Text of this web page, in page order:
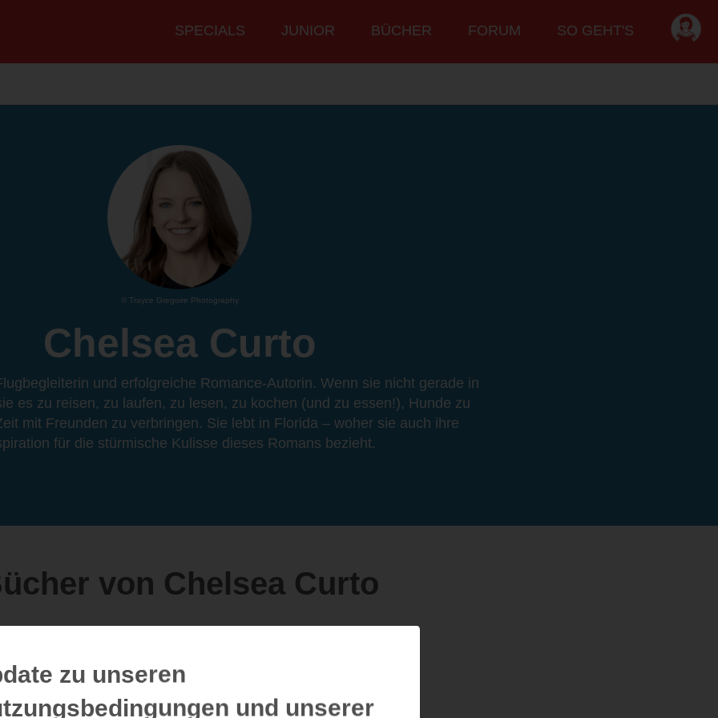
Hauptmenü
SPECIALS JUNIOR BÜCHER FORUM SO GEHT'S
© Trayce Gregoire Photography
Chelsea Curto
und erfolgreiche Romance-Autorin. Wenn sie nicht gerade in
es zu reisen, zu laufen, zu lesen, zu kochen (und zu essen!), Hunde zu
mit Freunden zu verbringen. Sie lebt in Florida – woher sie auch ihre
für die stürmische Kulisse dieses Romans bezieht.
von Chelsea Curto
zu unseren
und unserer